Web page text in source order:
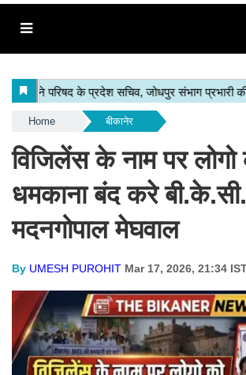
Home बीकानेर
विजिलेंस के नाम पर लोगो
धमकाना बंद करे
मदनगोपाल मेघवाल
By UMESH PUROHIT Mar 17, 2026, 21:34